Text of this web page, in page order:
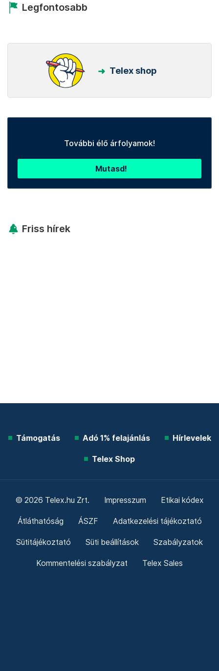
Legfontosabb
Telex shop
További élő árfolyamok!
Mutasd!
Friss hírek
Támogatás Adó 1% felajánlás Hírlevelek
Telex Shop
© 2026 Telex.hu Zrt. Impresszum Etikai kódex
Átláthatóság ÁSZF Adatkezelési tájékoztató
Sütitájékoztató Süti beállítások Szabályzatok
Kommentelési szabályzat Telex Sales